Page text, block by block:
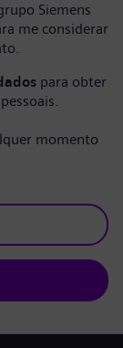
Siemens
me considerar
para obter
momento